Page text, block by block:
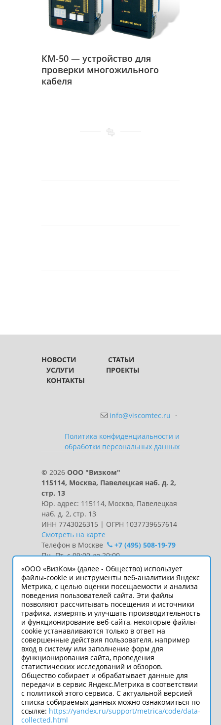
КМ-50 — устройство для
проверки многожильного
кабеля
НОВОСТИ
СТАТЬИ
УСЛУГИ
ПРОЕКТЫ
КОНТАКТЫ
info@viscomtec.ru ·
Политика конфиденциальности и
обработки персональных данных
© 2026 ООО "Визком"
115114, Москва, Павелецкая наб. д. 2,
стр. 13
Юр. адрес: 115114, Москва, Павелецкая
наб. д. 2, стр. 13
ИНН 7743026315 | ОГРН 1037739657614
Смотреть на карте
Телефон в Москве
+7 (495) 508-19-79
Пн.-Пт. с 09:00 до 20:00
Интернет-сайт носит информационный
характер и ни при каких условиях не
является публичной офертой, которая
определяется положениями статьи 437
Гражданского кодекса РФ.
Технические параметры
(спецификация) и комплект поставки
товара могут быть изменены
производителем без предварительного
уведомления. Уточняйте информацию
у наших менеджеров.
Подпишитесь
«ООО «ВизКом» (далее - Общество) использует
файлы-cookie и инструменты веб-аналитики Яндекс
Метрика, с целью оценки посещаемости и анализа
поведения пользователей сайта. Эти файлы
позволяют рассчитывать посещения и источники
трафика, измерять и улучшать производительность
и функционирование веб-сайта, некоторые файлы-
cookie устанавливаются только в ответ на
совершенные действия пользователя, например
вход в систему или заполнение форм для
функционирования сайта, проведения
статистических исследований и обзоров.
Общество собирает и обрабатывает данные для
передачи в сервис Яндекс.Метрика в соответствии
с политикой этого сервиса. С актуальной версией
списка собираемых данных можно ознакомиться по
ссылке: https://yandex.ru/support/metrica/code/data-
collected.html